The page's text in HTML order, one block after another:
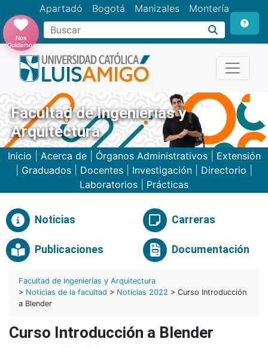
Apartadó Bogotá Manizales Montería
Buscar
Nos
Cuidamos
Facultad de Ingenierías y
Arquitectura
Inicio Acerca de| Órganos Administrativos| Extensión
Graduados Docentes Investigación Directorio
Laboratorios
Prácticas
Noticias Carreras
Publicaciones Documentación
Facultad de Ingenierías y Arquitectura
> Noticias de la facultad > Noticias 2022 > Curso Introducción
a Blender
Curso Introducción a Blender